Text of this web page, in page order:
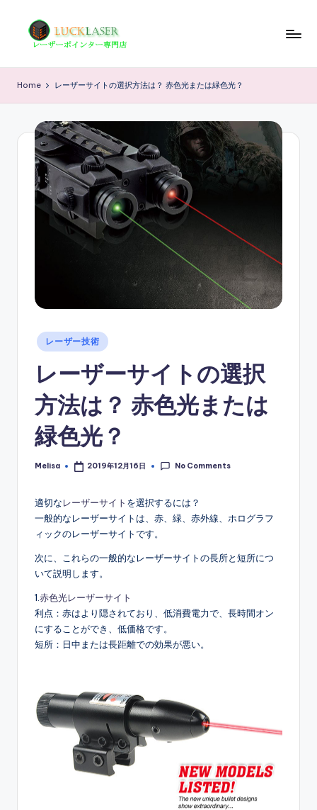
ー
ザ
ー
の
科
学
報
ザ
Home レーザーサイトの選択方法は？ 赤色光または緑色光？
Posted
in
レーザー技術
レーザーサイトの選択
方法は？ 赤色光または
緑色光？
Posted
Melisa 2019年12月16日 No Comments
適切なレーザーサイト を選択するには？
一般的なレーザーサイトは、赤、緑、赤外線、ホログラフ
ィックのレーザーサイトです。
次に、これらの一般的なレーザーサイトの長所と短所につ
いて説明します。
1. 赤色光レーザーサイト
利点：赤はより隠されており、低消費電力で、長時間オン
にすることができ、低価格です。
短所：日中または長距離での効果が悪い。